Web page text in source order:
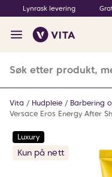
Lynrask levering
Vita Hudpleie Barbering
Versace Eros Energy After
Luxury
Kun på nett